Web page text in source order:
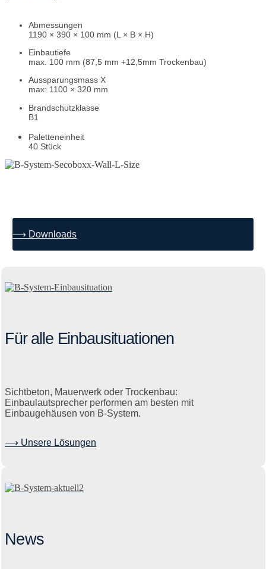
Abmessungen
1190 × 390 × 100 mm (L × B × H)
Einbautiefe
max. 100 mm (87,5 mm +12,5mm Trockenbau)
Aussparungsmass X
max: 1100 × 320 mm
Brandschutzklasse
B1
Paletteneinheit
40 Stück
⟶ Downloads
Für alle Einbausituationen
Sichtbeton, Mauerwerk oder Trockenbau:
Einbaulautsprecher performen am besten mit
Einbaugehäusen von B-System.
⟶ Unsere Lösungen
News